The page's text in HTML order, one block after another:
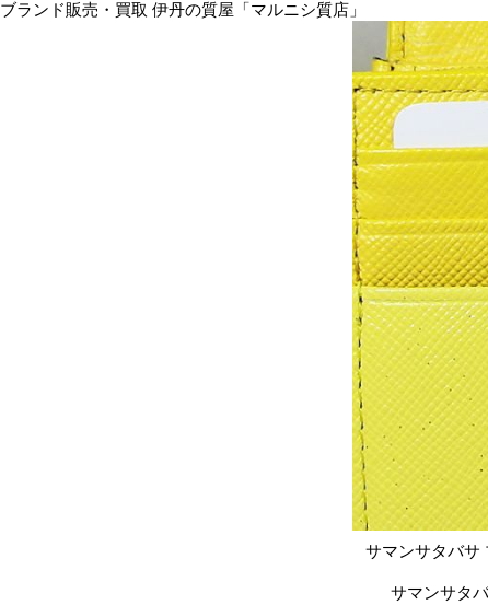
ブランド販売・買取 伊丹の質屋「マルニシ質店」
サマンサタバ
サマンサタ